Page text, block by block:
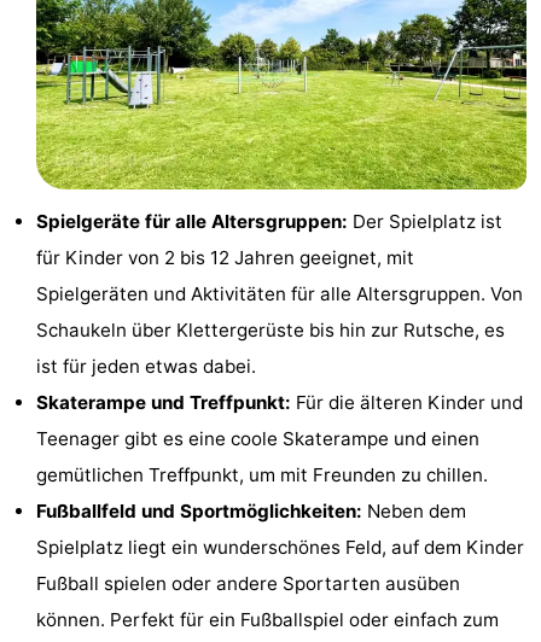
(mit
Frühstück)
Lastminutes
Strand
Sehen
tun
Museen
Denkmäler
Mühlen
Leuchtturme
Aussichtspunkte
Attraktionen
Spielplätze
Spielgeräte für alle Altersgruppen: Der Spielplatz ist
für Kinder von 2 bis 12 Jahren geeignet, mit
Spielgeräten und Aktivitäten für alle Altersgruppen. Von
Schaukeln über Klettergerüste bis hin zur Rutsche, es
ist für jeden etwas dabei.
Skaterampe und Treffpunkt: Für die älteren Kinder und
Teenager gibt es eine coole Skaterampe und einen
gemütlichen Treffpunkt, um mit Freunden zu chillen.
Fußballfeld und Sportmöglichkeiten: Neben dem
Spielplatz liegt ein wunderschönes Feld, auf dem Kinder
Fußball spielen oder andere Sportarten ausüben
können. Perfekt für ein Fußballspiel oder einfach zum